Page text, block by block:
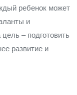
ребенок может
и
– подготовить
развитие и